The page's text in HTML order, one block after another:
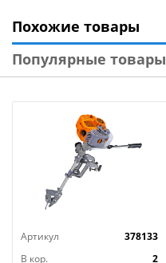
Похожие товары
Популярные товары
Артикул
378133
В кор.
2